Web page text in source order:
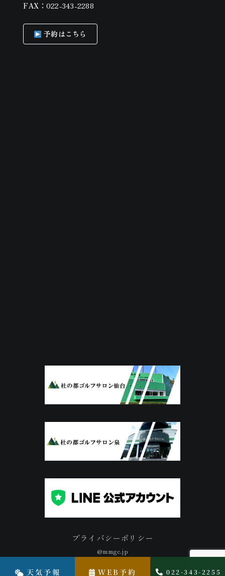
FAX： 022-343-2288
予約はこちら
プライバシーポリシー
@mmgc.jp
天気予報 WEB予約 022-343-2255